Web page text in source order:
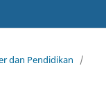
dan Pendidikan
/